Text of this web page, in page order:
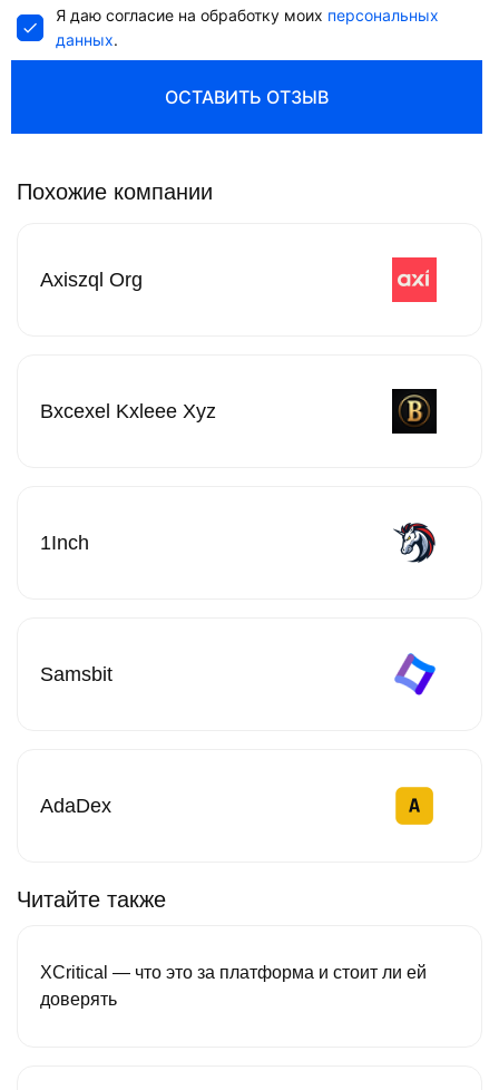
Я даю согласие на обработку моих персональных
данных.
ОСТАВИТЬ ОТЗЫВ
Похожие компании
Axiszql Org
Bxcexel Kxleee Xyz
1Inch
Samsbit
AdaDex
Читайте также
XCritical — что это за платформа и стоит ли ей
доверять